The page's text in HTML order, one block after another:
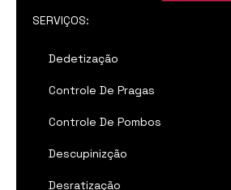
SERVIÇOS:
Dedetização
Controle De Pragas
Controle De Pombos
Descupinizção
Desratização